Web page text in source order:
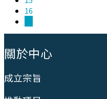
16
關於中心
成立宗旨